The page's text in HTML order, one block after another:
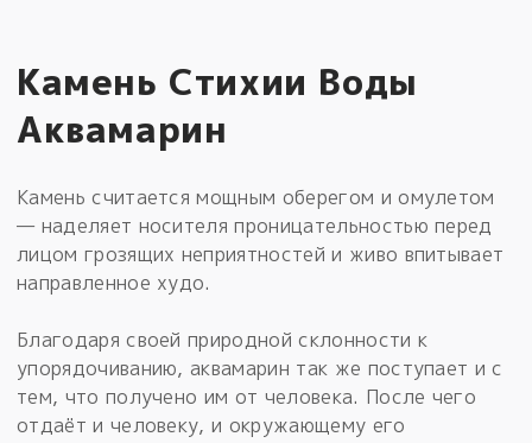
Камень Стихии Воды
Аквамарин
Камень считается мощным оберегом и омулетом
— наделяет носителя проницательностью перед
лицом грозящих неприятностей и живо впитывает
направленное худо.
Благодаря своей природной склонности к
упорядочиванию, аквамарин так же поступает и с
тем, что получено им от человека. После чего
отдаёт и человеку, и окружающему его